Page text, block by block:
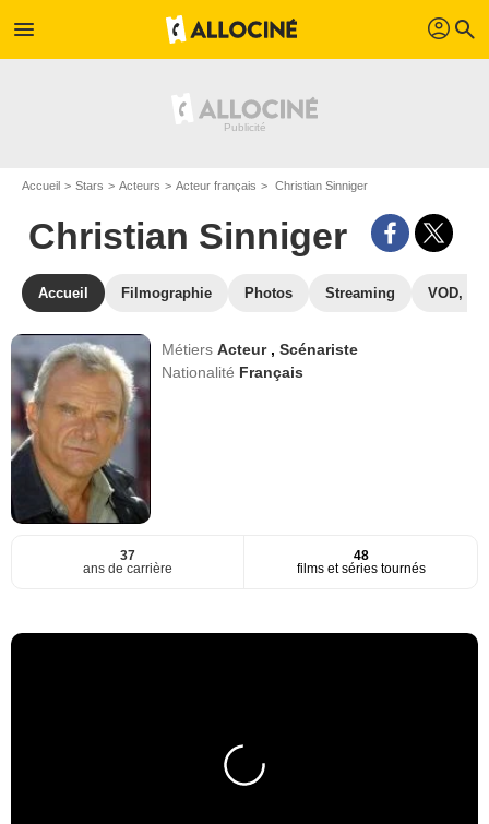
menu profil search
Accueil Stars Acteurs Acteur français Christian Sinniger
Christian Sinniger
Accueil Filmographie Photos Streaming VOD,
MétiersActeur ,Scénariste
Nationalité Français
37
ans de carrière
48
films et séries tournés